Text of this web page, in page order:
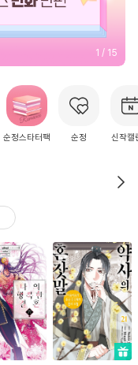
2 / 15
순정스타터팩 순정 신작캘